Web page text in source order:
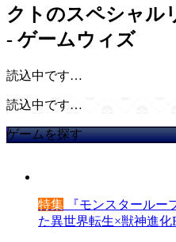
クトのスペシャル
- ゲームウィズ
読込中です…
読込中です…
ゲームを探す
特集 『モンスタールー
た異世界転生×獣神進化